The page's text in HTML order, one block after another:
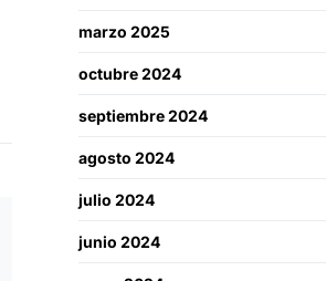
marzo 2025
octubre 2024
septiembre 2024
agosto 2024
julio 2024
junio 2024